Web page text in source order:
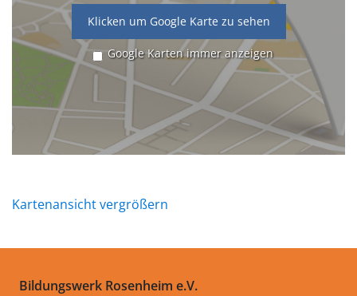
Klicken um Google Karte zu sehen
Google Karten immer anzeigen
Kartenansicht vergrößern
Bildungswerk Rosenheim e.V.